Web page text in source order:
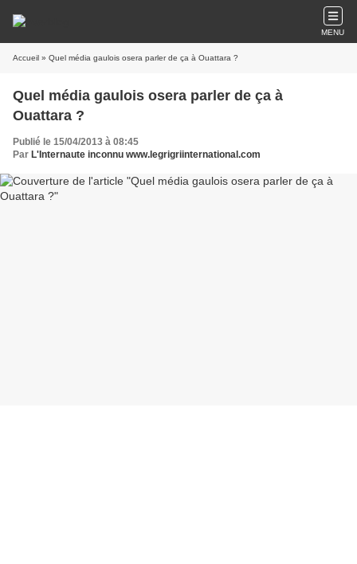
MENU
Accueil » Quel média gaulois osera parler de ça à Ouattara ?
Quel média gaulois osera parler de ça à
Ouattara ?
Publié le 15/04/2013 à 08:45
Par L'Internaute inconnu www.legrigriinternational.com